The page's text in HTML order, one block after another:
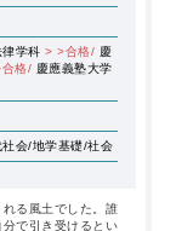
校
>合格/
慶應義塾大学
会/地学基礎/社会